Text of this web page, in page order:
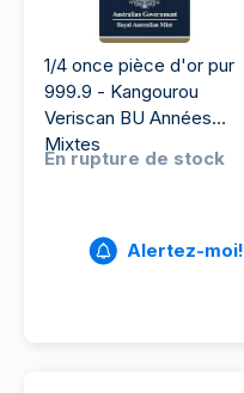
1/4 once pièce d'or pur
999.9 - Kangourou
Veriscan BU Années
Mixtes
En rupture de stock
Alertez-moi!